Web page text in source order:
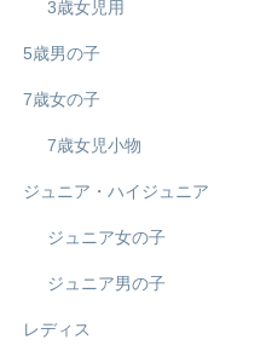
3歳女児用
5歳男の子
7歳女の子
7歳女児小物
ジュニア・ハイジュニア
ジュニア女の子
ジュニア男の子
レディス